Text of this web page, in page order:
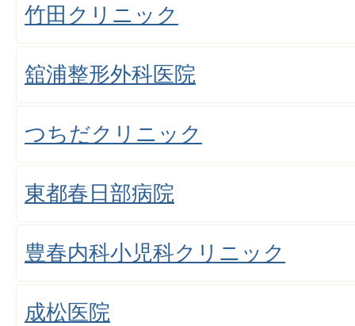
竹田クリニック
舘浦整形外科医院
つちだクリニック
東都春日部病院
豊春内科小児科クリニック
成松医院